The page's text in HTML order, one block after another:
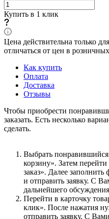
Купить в 1 клик
Цена действительна только
отличаться от цен в
Как купить
Оплата
Доставка
Отзывы
Чтобы приобрести
заказать. Есть несколько
сделать.
Выбрать
корзину». Затем
заказ». Далее
и отправить заявку. С
дальнейшего
Перейти в карточку
клик». После нажатия
отправить заявку. С